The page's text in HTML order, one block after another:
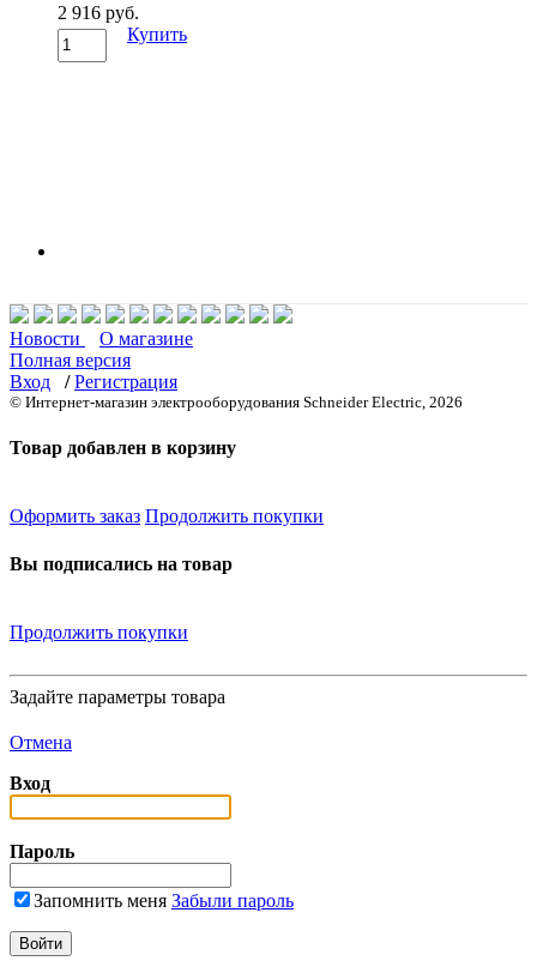
2 916 руб.
Купить
Новости
О магазине
Полная версия
Вход
/ Регистрация
© Интернет-магазин электрооборудования Schneider Electric, 2026
Товар добавлен в корзину
Оформить заказ Продолжить покупки
Вы подписались на товар
Продолжить покупки
Задайте параметры товара
Отмена
Вход
Пароль
Запомнить меня Забыли пароль